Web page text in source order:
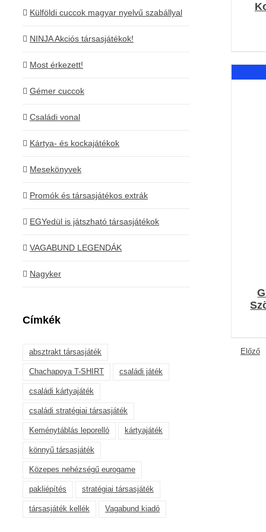
Előző
Külföldi cuccok magyar nyelvű szabállyal
NINJA Akciós társasjátékok!
Most érkezett!
Gémer cuccok
Családi vonal
Kártya- és kockajátékok
Mesekönyvek
Promók és társasjátékos extrák
EGYedül is játszható társasjátékok
VAGABUND LEGENDÁK
Nagyker
Címkék
absztrakt társasjáték
Chachapoya T-SHIRT családi játék
családi kártyajáték
családi stratégiai társasjáték
Keménytáblás leporelló kártyajáték
könnyű társasjáték
Közepes nehézségű eurogame
pakliépítés stratégiai társasjáték
társasjáték kellék Vagabund kiadó